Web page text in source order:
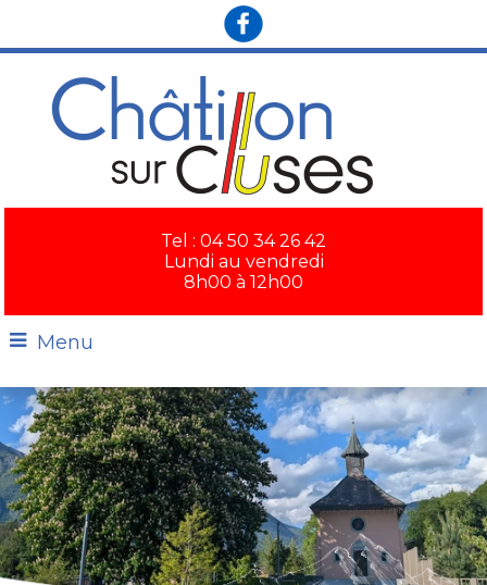
×
Tel : 04 50 34 26 42
Lundi au vendredi
8h00 à 12h00
Menu